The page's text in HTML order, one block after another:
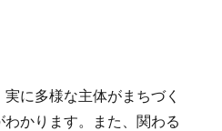
に多様な主体がまちづく
かります。また、関わる